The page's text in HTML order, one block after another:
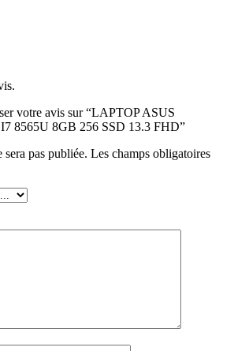
votre avis sur “LAPTOP ASUS
8565U 8GB 256 SSD 13.3 FHD”
sera pas publiée. Les champs obligatoires